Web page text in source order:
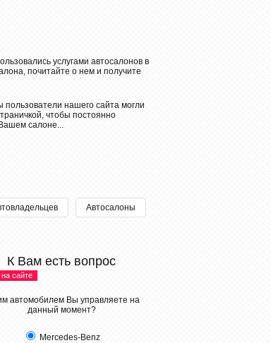
услугами автосалонов в
почитайте о нем и получите
нашего сайта могли
чтобы постоянно
салоне...
Автосалоны
К Вам есть вопрос
сайте
автомобилем Вы управляете на
данный момент?
Mercedes-Benz